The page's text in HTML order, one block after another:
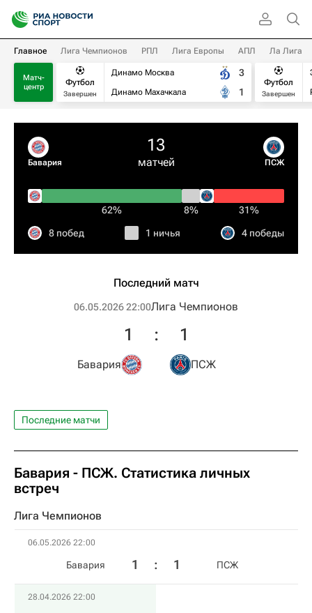
Главное Лига Чемпионов РПЛ Лига Европы АПЛ Ла Лига
Матч-
центр
Футбол
Завершен
Динамо Москва
Динамо Махачкала
3
1
Футбол
Завершен
Бавария
13
матчей ПСЖ
62% 8% 31%
8 побед 1 ничья 4 победы
Последний матч
06.05.2026 22:00Лига Чемпионов
Бавария
1 : 1
ПСЖ
Последние матчи
Бавария - ПСЖ. Статистика личных
встреч
Лига Чемпионов
06.05.2026 22:00
Бавария 1 : 1 ПСЖ
28.04.2026 22:00